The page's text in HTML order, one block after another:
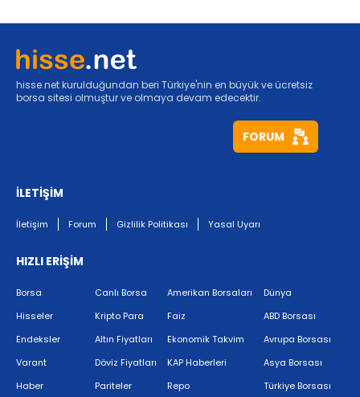
hisse.net kurulduğundan beri Türkiye'nin en büyük ve ücretsiz
borsa sitesi olmuştur ve olmaya devam edecektir.
FORUM
İLETİŞİM
İletişim Forum Gizlilik Politikası Yasal Uyarı
HIZLI ERİŞİM
Borsa
Hisseler
Endeksler
Varant
Haber
Canlı Borsa
Kripto Para
Altın Fiyatları
Döviz Fiyatları
Pariteler
Amerikan Borsaları
Faiz
Ekonomik Takvim
KAP Haberleri
Repo
Dünya
ABD Borsası
Avrupa Borsası
Asya Borsası
Türkiye Borsası